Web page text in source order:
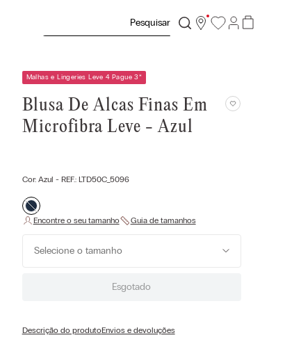
Malhas e Lingeries Leve 4 Pague 3*
Blusa De Alcas Finas Em
Microfibra Leve - Azul
Cor: Azul - REF.: LTD50C_5096
Selecione o tamanho
Esgotado
Descrição do produtoEnvios e devoluções